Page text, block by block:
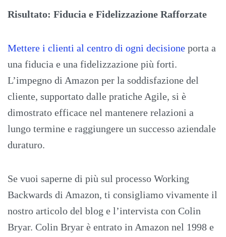
Risultato: Fiducia e Fidelizzazione Rafforzate
Mettere i clienti al centro di ogni decisione porta a
una fiducia e una fidelizzazione più forti.
L’impegno di Amazon per la soddisfazione del
cliente, supportato dalle pratiche Agile, si è
dimostrato efficace nel mantenere relazioni a
lungo termine e raggiungere un successo aziendale
duraturo.
Se vuoi saperne di più sul processo Working
Backwards di Amazon, ti consigliamo vivamente il
nostro articolo del blog e l’intervista con Colin
Bryar. Colin Bryar è entrato in Amazon nel 1998 e